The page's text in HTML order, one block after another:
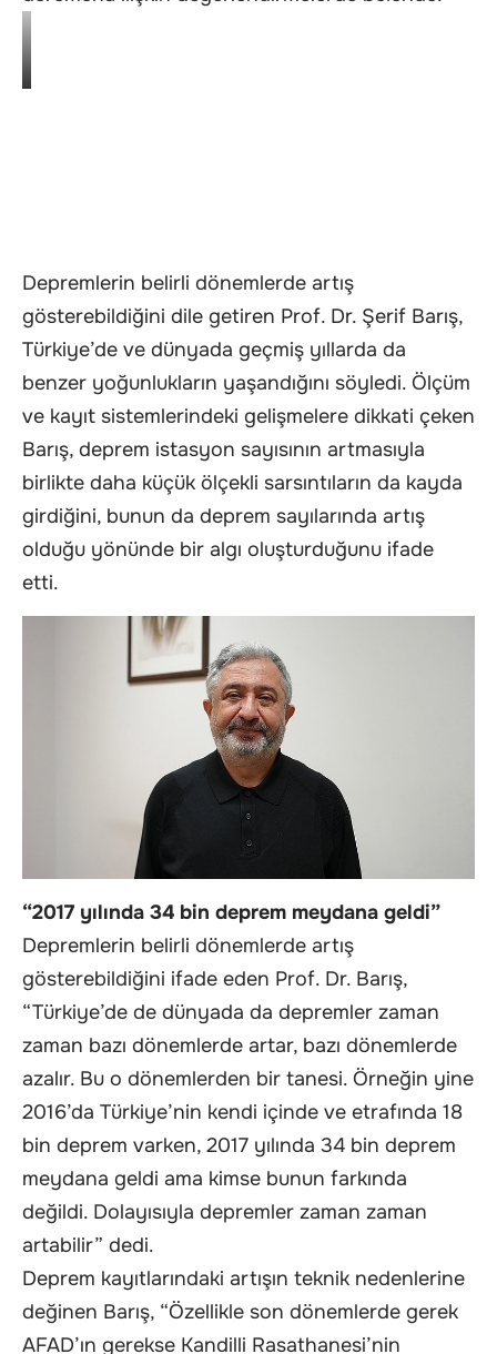
Depremlerin belirli dönemlerde artış
gösterebildiğini dile getiren Prof. Dr. Şerif Barış,
Türkiye’de ve dünyada geçmiş yıllarda da
benzer yoğunlukların yaşandığını söyledi. Ölçüm
ve kayıt sistemlerindeki gelişmelere dikkati çeken
Barış, deprem istasyon sayısının artmasıyla
birlikte daha küçük ölçekli sarsıntıların da kayda
girdiğini, bunun da deprem sayılarında artış
olduğu yönünde bir algı oluşturduğunu ifade
etti.
“2017 yılında 34 bin deprem meydana geldi”
Depremlerin belirli dönemlerde artış
gösterebildiğini ifade eden Prof. Dr. Barış,
“Türkiye’de de dünyada da depremler zaman
zaman bazı dönemlerde artar, bazı dönemlerde
azalır. Bu o dönemlerden bir tanesi. Örneğin yine
2016’da Türkiye’nin kendi içinde ve etrafında 18
bin deprem varken, 2017 yılında 34 bin deprem
meydana geldi ama kimse bunun farkında
değildi. Dolayısıyla depremler zaman zaman
artabilir” dedi.
Deprem kayıtlarındaki artışın teknik nedenlerine
değinen Barış, “Özellikle son dönemlerde gerek
AFAD’ın gerekse Kandilli Rasathanesi’nin